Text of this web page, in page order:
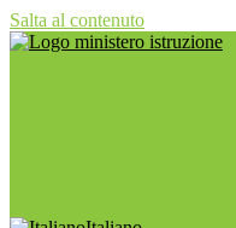
Salta al contenuto